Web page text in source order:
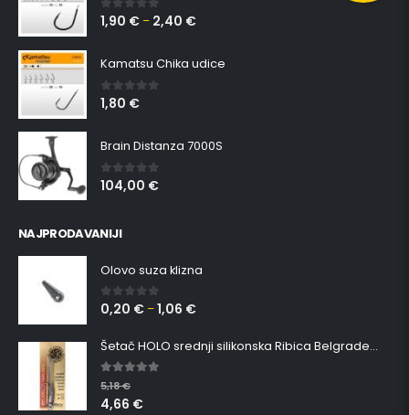
0 out of 5
1,90 € – 2,40 €
Kamatsu Chika udice
0 out of 5
1,80 €
Brain Distanza 7000S
0out of 5
104,00 €
NAJPRODAVANIJI
Olovo suza klizna
0 out of 5
0,20 € –1,06 €
Šetač HOLO srednji silikonska Ribica Belgrade Walker
5.00out of 5
5,18€
4,66 €